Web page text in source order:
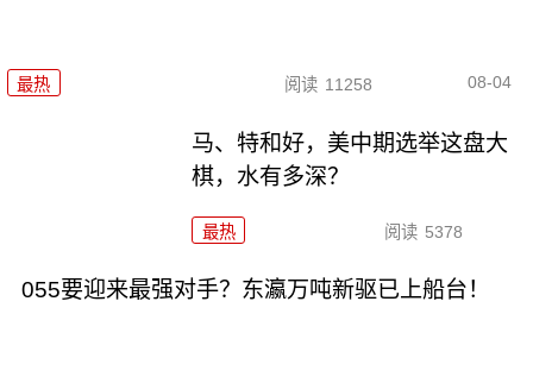
最热 阅读 11258 08-04
马、特和好，美中期选举这盘大
棋，水有多深？
最热 阅读 5378
055要迎来最强对手？东瀛万吨新驱已上船台！